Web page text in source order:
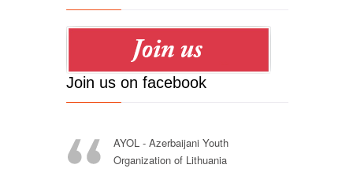
Join us on facebook
AYOL - Azerbaijani Youth
Organization of Lithuania